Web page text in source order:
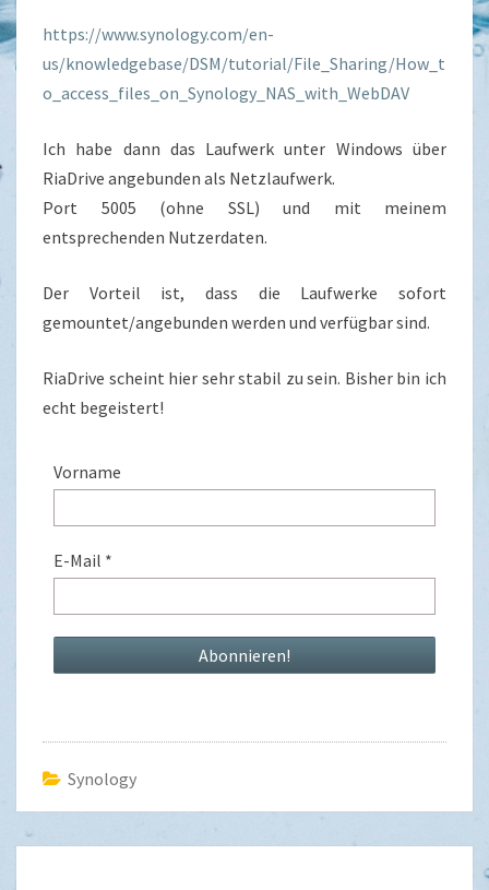
https://www.synology.com/en-
us/knowledgebase/DSM/tutorial/File_Sharing/How_t
o_access_files_on_Synology_NAS_with_WebDAV
Ich habe dann das Laufwerk unter Windows über
RiaDrive angebunden als Netzlaufwerk.
Port 5005 (ohne SSL) und mit meinem
entsprechenden Nutzerdaten.
Der Vorteil ist, dass die Laufwerke sofort
gemountet/angebunden werden und verfügbar sind.
RiaDrive scheint hier sehr stabil zu sein. Bisher bin ich
echt begeistert!
Vorname
E-Mail *
Synology